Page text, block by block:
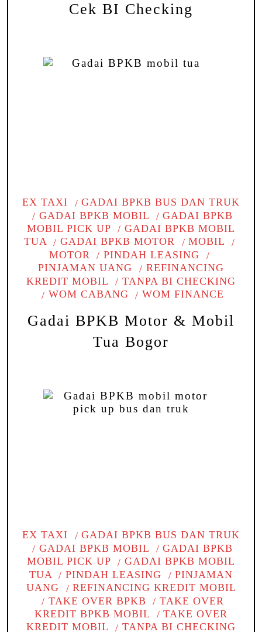
Cek BI Checking
EX TAXI
GADAI BPKB BUS DAN TRUK
GADAI BPKB MOBIL
GADAI BPKB
MOBIL PICK UP
GADAI BPKB MOBIL
TUA
GADAI BPKB MOTOR
MOBIL
MOTOR
PINDAH LEASING
PINJAMAN UANG
REFINANCING
KREDIT MOBIL
TANPA BI CHECKING
WOM CABANG
WOM FINANCE
Gadai BPKB Motor & Mobil
Tua Bogor
EX TAXI
GADAI BPKB BUS DAN TRUK
GADAI BPKB MOBIL
GADAI BPKB
MOBIL PICK UP
GADAI BPKB MOBIL
TUA
PINDAH LEASING
PINJAMAN
UANG
REFINANCING KREDIT MOBIL
TAKE OVER BPKB
TAKE OVER
KREDIT BPKB MOBIL
TAKE OVER
KREDIT MOBIL
TANPA BI CHECKING